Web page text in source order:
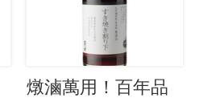
燉滷萬用！百年品